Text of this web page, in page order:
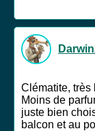
Clématite, très
Moins de
juste bien
balcon et au